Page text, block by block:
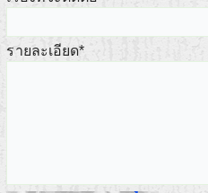
รายละเอียด*